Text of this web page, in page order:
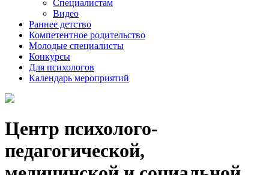
Специалистам
Видео
Раннее детство
Компетентное родительство
Молодые специалисты
Конкурсы
Для психологов
Календарь мероприятий
Центр психолого-
педагогической,